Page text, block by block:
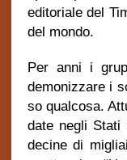
editoriale del
del mondo.
Per anni i
demonizzare i
so qualcosa.
date negli Stati
decine di